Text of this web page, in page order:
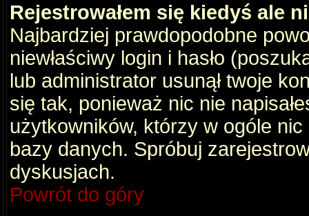
Rejestrowałem się kiedyś ale
Najbardziej prawdopodobne
niewłaściwy login i hasło
lub administrator usunął twoje
się tak, ponieważ nic nie
użytkowników, którzy w ogóle
bazy danych. Spróbuj
dyskusjach.
Powrót do góry